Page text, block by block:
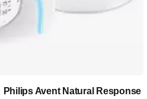
Philips Avent Natural Response